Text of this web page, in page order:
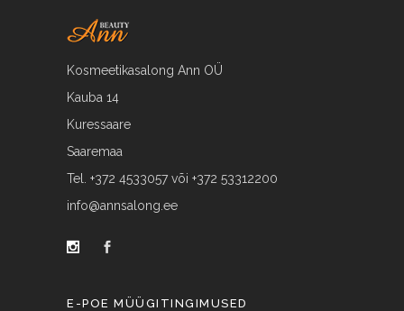
Kosmeetikasalong Ann OÜ
Kauba 14
Kuressaare
Saaremaa
Tel. +372 4533057 või +372 53312200
info@annsalong.ee
E-POE MÜÜGITINGIMUSED